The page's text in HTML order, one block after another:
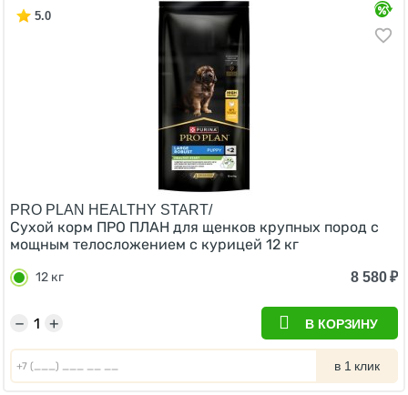
5.0
PRO PLAN HEALTHY START/
Сухой корм ПРО ПЛАН для щенков крупных пород с
мощным телосложением с курицей 12 кг
12 кг 8 580₽
+
− В КОРЗИНУ
в 1 клик